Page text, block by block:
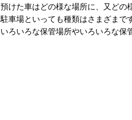
預けた車はどの様な場所に、又どの
駐車場といっても種類はさまざまです
いろいろな保管場所やいろいろな保